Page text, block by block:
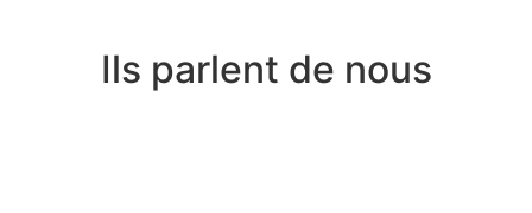
Ils parlent de nous